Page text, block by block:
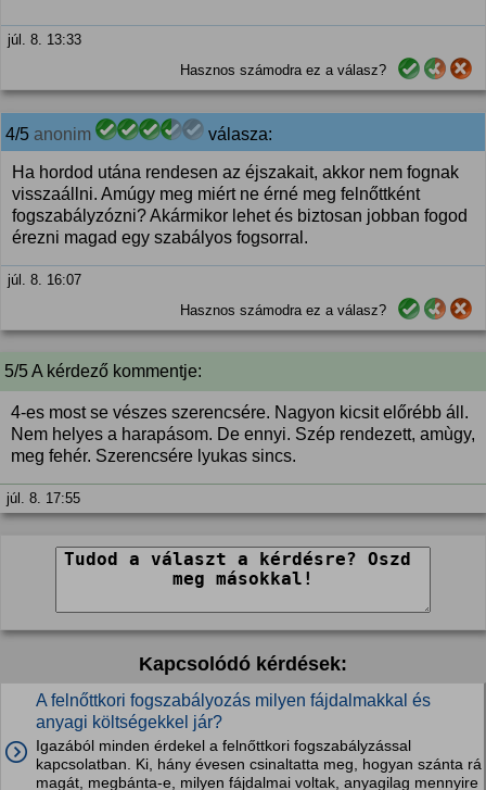
júl. 8. 13:33
Hasznos számodra ez a válasz?
4/5 anonim válasza:
Ha hordod utána rendesen az éjszakait, akkor nem fognak
visszaállni. Amúgy meg miért ne érné meg felnőttként
fogszabályzózni? Akármikor lehet és biztosan jobban fogod
érezni magad egy szabályos fogsorral.
júl. 8. 16:07
Hasznos számodra ez a válasz?
5/5 A kérdező kommentje:
4-es most se vészes szerencsére. Nagyon kicsit előrébb áll.
Nem helyes a harapásom. De ennyi. Szép rendezett, amùgy,
meg fehér. Szerencsére lyukas sincs.
júl. 8. 17:55
Kapcsolódó kérdések:
A felnőttkori fogszabályozás milyen fájdalmakkal és
anyagi költségekkel jár?
Igazából minden érdekel a felnőttkori fogszabályzással
kapcsolatban. Ki, hány évesen csinaltatta meg, hogyan szánta rá
magát, megbánta-e, milyen fájdalmai voltak, anyagilag mennyire